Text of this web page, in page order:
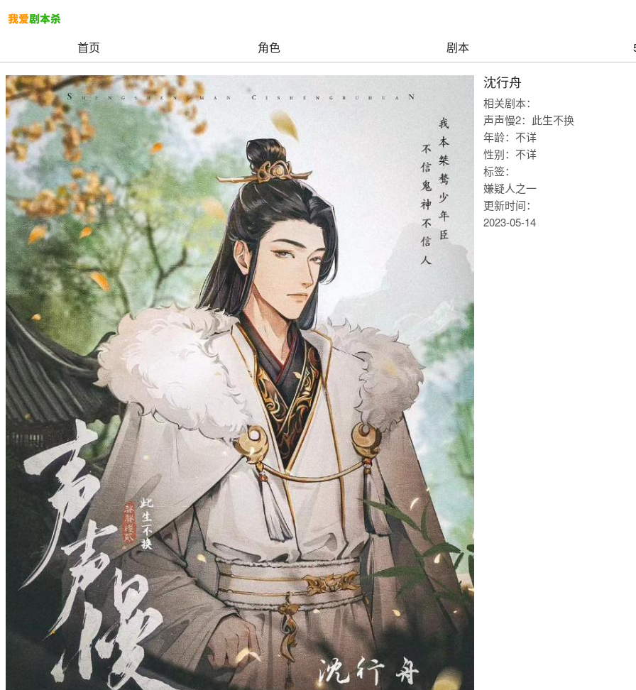
我爱剧本
首页 角色 剧本
沈行舟
相关剧本：
声声慢2：此生不换
年龄：不详
性别：不详
标签：
嫌疑人之一
更新时间：
2023-05-14